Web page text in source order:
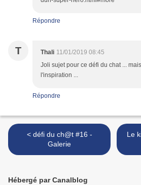
Répondre
T Thali 11/01/2019 08:45
Joli sujet pour ce défi du chat ...
l'inspiration ...
Répondre
< défi du ch@t #16 -
Galerie
Hébergé par Canalblog